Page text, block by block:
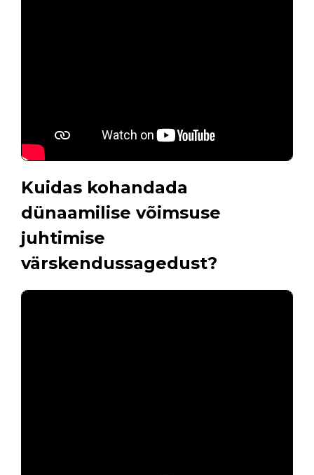
Kuidas kohandada
dünaamilise võimsuse
juhtimise
värskendussagedust?